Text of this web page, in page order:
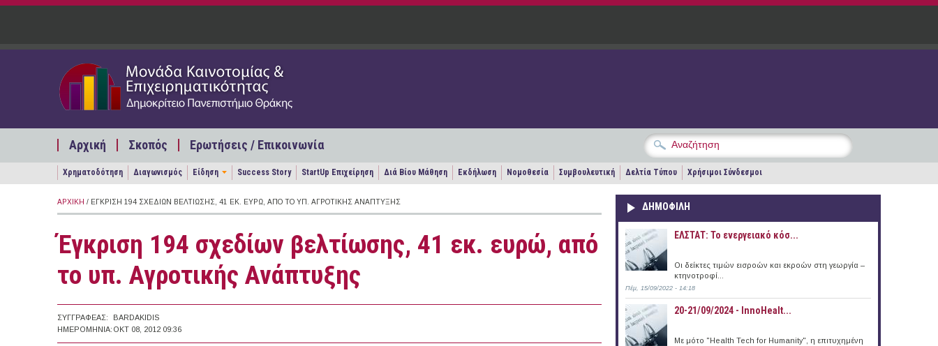
Παράκαμψη προς το κυρίως περιεχόμενο
Αρχική Σκοπός Ερωτήσεις / Επικοινωνία
Χρηματοδότηση Διαγωνισμός Είδηση Success Story StartUp Επιχείρηση Διά Βίου Μάθηση Εκδήλωση Νομοθεσία Συμβουλευτική Δελτία Τύπου Χρήσιμοι Σύνδεσμοι
ΑΡΧΙΚΉ / ΈΓΚΡΙΣΗ 194 ΣΧΕΔΊΩΝ ΒΕΛΤΊΩΣΗΣ, 41 ΕΚ. ΕΥΡΏ, ΑΠΌ ΤΟ ΥΠ. ΑΓΡΟΤΙΚΉΣ ΑΝΆΠΤΥΞΗΣ
Έγκριση 194 σχεδίων βελτίωσης, 41 εκ. ευρώ, από
το υπ. Αγροτικής Ανάπτυξης
ΣΥΓΓΡΑΦΈΑΣ:
BARDAKIDIS
ΗΜΕΡΟΜΗΝΊΑ: ΟΚΤ 08, 2012 09:36
ΔΗΜΟΦΙΛΗ
ΕΛΣΤΑΤ: Το ενεργειακό κόσ...
Οι δείκτες τιμών εισροών και εκροών στη γεωργία –
κτηνοτροφί...
Πέμ, 15/09/2022 - 14:18
20-21/09/2024 - InnoHealt...
Με μότο "Health Tech for Humanity", η επιτυχημένη